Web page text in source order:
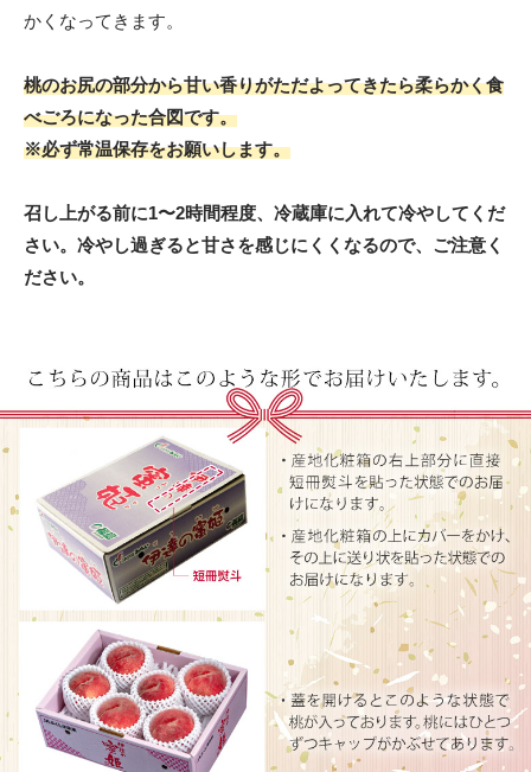
かくなってきます。
桃のお尻の部分から甘い香りがただよってきたら柔らかく食
べごろになった合図です。
※必ず常温保存をお願いします。
召し上がる前に1〜2時間程度、冷蔵庫に入れて冷やしてくだ
さい。冷やし過ぎると甘さを感じにくくなるので、ご注意く
ださい。